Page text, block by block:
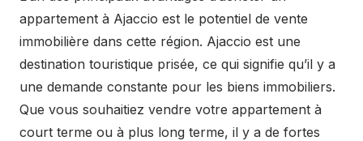
appartement à Ajaccio est le potentiel de vente
immobilière dans cette région. Ajaccio est une
destination touristique prisée, ce qui signifie qu’il y a
une demande constante pour les biens immobiliers.
Que vous souhaitiez vendre votre appartement à
court terme ou à plus long terme, il y a de fortes